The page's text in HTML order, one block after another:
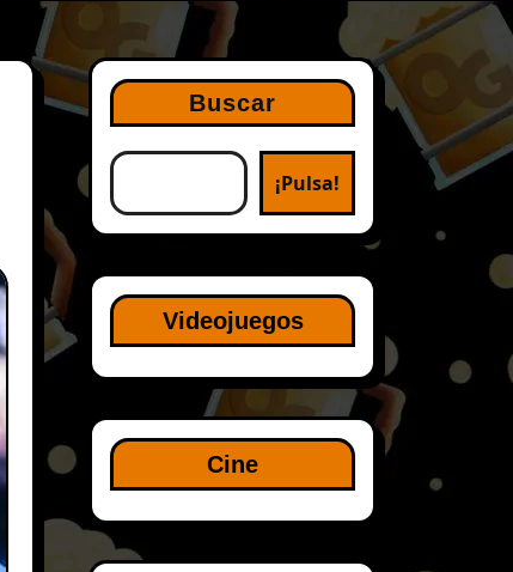
Buscar
¡Pulsa!
Videojuegos
Cine